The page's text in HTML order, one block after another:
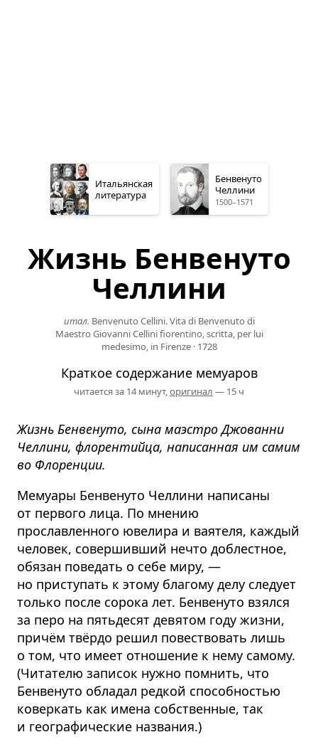
Итальянская
литература
Бенвенуто
Челлини
1500–1571
Жизнь Бенвенуто
Челлини
итал. Benvenuto Cellini. Vita di Benvenuto di
Maestro Giovanni Cellini fiorentino, scritta, per lui
medesimo, in Firenze· 1728
Краткое содержание мемуаров
читается за 14 минут, оригинал — 15 ч
Жизнь Бенвенуто, сына маэстро Джованни
Челлини, флорентийца, написанная им самим
во Флоренции.
Мемуары Бенвенуто Челлини написаны
от первого лица. По мнению
прославленного ювелира и ваятеля, каждый
человек, совершивший нечто доблестное,
обязан поведать о себе миру, —
но приступать к этому благому делу следует
только после сорока лет. Бенвенуто взялся
за перо на пятьдесят девятом году жизни,
причём твёрдо решил повествовать лишь
о том, что имеет отношение к нему самому.
(Читателю записок нужно помнить, что
Бенвенуто обладал редкой способностью
коверкать как имена собственные, так
и географические названия.)